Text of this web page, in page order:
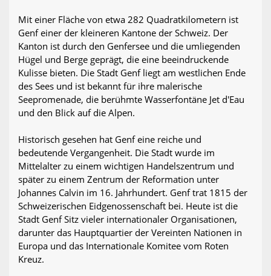
Mit einer Fläche von etwa 282 Quadratkilometern ist
Genf einer der kleineren Kantone der Schweiz. Der
Kanton ist durch den Genfersee und die umliegenden
Hügel und Berge geprägt, die eine beeindruckende
Kulisse bieten. Die Stadt Genf liegt am westlichen Ende
des Sees und ist bekannt für ihre malerische
Seepromenade, die berühmte Wasserfontäne Jet d'Eau
und den Blick auf die Alpen.
Historisch gesehen hat Genf eine reiche und
bedeutende Vergangenheit. Die Stadt wurde im
Mittelalter zu einem wichtigen Handelszentrum und
später zu einem Zentrum der Reformation unter
Johannes Calvin im 16. Jahrhundert. Genf trat 1815 der
Schweizerischen Eidgenossenschaft bei. Heute ist die
Stadt Genf Sitz vieler internationaler Organisationen,
darunter das Hauptquartier der Vereinten Nationen in
Europa und das Internationale Komitee vom Roten
Kreuz.